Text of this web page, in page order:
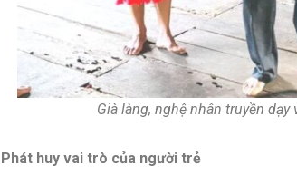
Già làng, nghệ nhân truyền
Phát huy vai trò của người trẻ